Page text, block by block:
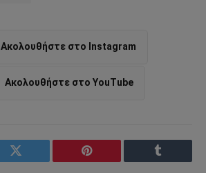
Ακολουθήστε στο Instagram
Ακολουθήστε στο YouTube
Twitter Pinterest Tumblr